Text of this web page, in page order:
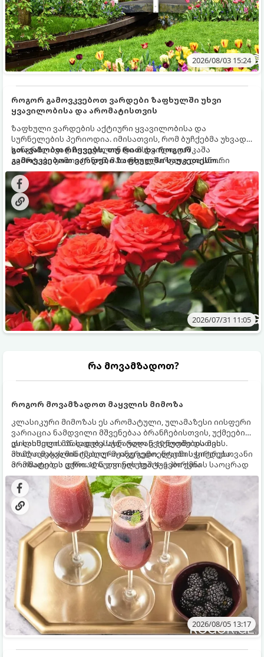
2026/08/03 15:24
როგორ გამოვკვებოთ ვარდები ზაფხულში უხვი
ყვავილობისა და არომატისთვის
ზაფხული ვარდების აქტიური ყვავილობისა და
სურნელების პერიოდია. იმისათვის, რომ ბუჩქებმა უხვად,
ხანგრძლივად იყვავილონ და მსხვილი, კაშკაშა
კვირტები გამოიტანონ, მათ რეგულარული და სწორი
გამოკვება სჭირდებათ. ზაფხულის პერიოდში მცენარის
მოთხოვნილებები იცვლება, ამიტომ მნიშვნელოვანია
ვიცოდეთ, რომელი სასუქები გამოიყენება ამ დროს.
გთავაზობთ რჩევებს, თუ რით და როგორ
გამოვკვებოთ ვარდები ზაფხულში საუკეთესო
შედეგის მისაღწევად:
2026/07/31 11:05
რა მოვამზადოთ?
როგორ მოვამზადოთ მაყვლის მიმოზა
კლასიკური მიმოზას ეს არომატული, ულამაზესი იისფერი
ვარიაცია ნამდვილი მშვენებაა ბრანჩებისთვის, უქმეების
დილისთვის ან სადღესასწაულო წვეულებებისთვის.
ახალი მაყვლის ტკბილ-მჟავე გემო, ლაიმის ციტრუსოვანი
არომატი და ცქრიალა ღვინის ბუშტუკები ქმნის საოცრად
დახვეწილ და მაგრილებელ კოქტეილს.
ეს სასმელი მზადდება სულ რაღაც 10 წუთში და მის
მომზადებას მინიმალური ინგრედიენტები სჭირდება.
მომზადების დრო: 10 წუთი ულუფა: 4–6 პორცია
2026/08/05 13:17